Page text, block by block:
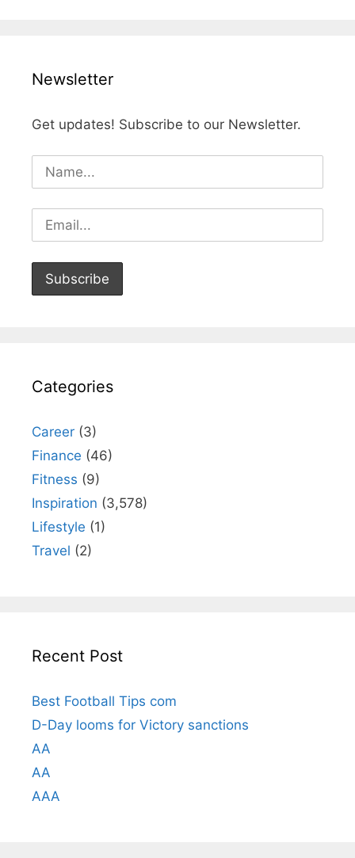
Newsletter
Get updates! Subscribe to our Newsletter.
Categories
Career (3)
Finance (46)
Fitness (9)
Inspiration (3,578)
Lifestyle (1)
Travel (2)
Recent Post
Best Football Tips com
D-Day looms for Victory sanctions
AA
AA
AAA